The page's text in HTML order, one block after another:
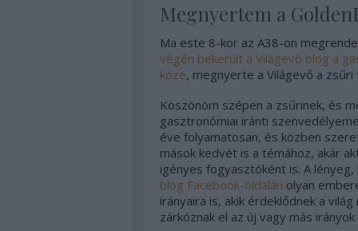
Megnyertem a
Ma este 8-kor az A38-on
végén bekerült a Világevő blog a
közé, megnyerte a Világevő a zsűri
Köszönöm szépen a zsűrinek, és
gasztronómiai iránti
éve folyamatosan, és közben
mások kedvét is a témához, akár
igényes fogyasztóként is. A
blog Facebook-oldalán olyan
irányaira is, akik érdeklődnek a
zárkóznak el az új vagy más